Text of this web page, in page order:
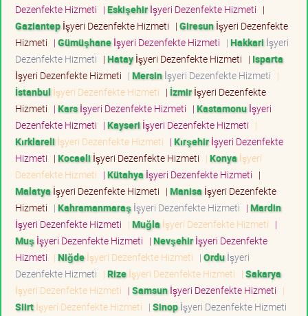
Dezenfekte Hizmeti | Eskişehirİşyeri Dezenfekte Hizmeti |
Gaziantepİşyeri Dezenfekte Hizmeti | Giresunİşyeri Dezenfekte
Hizmeti | Gümüşhaneİşyeri Dezenfekte Hizmeti | Hakkari İşyeri
Dezenfekte Hizmeti | Hatayİşyeri Dezenfekte Hizmeti | Isparta
İşyeri Dezenfekte Hizmeti | Mersinİşyeri Dezenfekte Hizmeti |
İstanbul İşyeri Dezenfekte Hizmeti | İzmirİşyeri Dezenfekte
Hizmeti | Karsİşyeri Dezenfekte Hizmeti | Kastamonuİşyeri
Dezenfekte Hizmeti | Kayseri İşyeri Dezenfekte Hizmeti |
Kırklareli İşyeri Dezenfekte Hizmeti | Kırşehirİşyeri Dezenfekte
Hizmeti | Kocaeli İşyeri Dezenfekte Hizmeti | Konya İşyeri
Dezenfekte Hizmeti | Kütahya İşyeri Dezenfekte Hizmeti |
Malatya İşyeri Dezenfekte Hizmeti | Manisa İşyeri Dezenfekte
Hizmeti | Kahramanmaraş İşyeri Dezenfekte Hizmeti | Mardin
İşyeri Dezenfekte Hizmeti | Muğla İşyeri Dezenfekte Hizmeti |
Muş İşyeri Dezenfekte Hizmeti | Nevşehirİşyeri Dezenfekte
Hizmeti | Niğdeİşyeri Dezenfekte Hizmeti | Orduİşyeri
Dezenfekte Hizmeti | Rizeİşyeri Dezenfekte Hizmeti | Sakarya
İşyeri Dezenfekte Hizmeti | Samsunİşyeri Dezenfekte Hizmeti |
Siirtİşyeri Dezenfekte Hizmeti | Sinopİşyeri Dezenfekte Hizmeti